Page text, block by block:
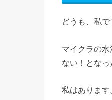
どうも、私で
マイクラの
ない！とな
私はあります